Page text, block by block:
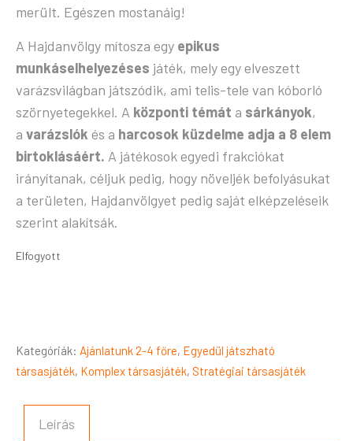
merült. Egészen mostanáig!
A Hajdanvölgy mítosza egy epikus
munkáselhelyezéses játék, mely egy elveszett
varázsvilágban játszódik, ami telis-tele van kóborló
szörnyetegekkel. A központi témát a sárkányok,
a varázslók és a harcosok küzdelme adja a 8 elem
birtoklásáért. A játékosok egyedi frakciókat
irányítanak, céljuk pedig, hogy növeljék befolyásukat
a területen, Hajdanvölgyet pedig saját elképzeléseik
szerint alakítsák.
Elfogyott
Kategóriák: Ajánlatunk 2-4 főre, Egyedül játszható
társasjáték, Komplex társasjáték, Stratégiai társasjáték
Leírás